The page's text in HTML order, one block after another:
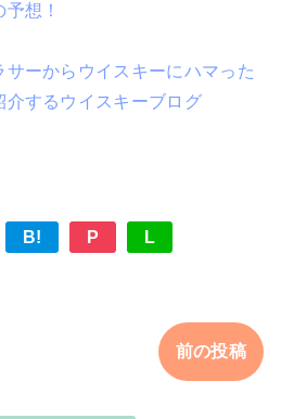
想！
ーからウイスキーにハマった
介するウイスキーブログ
B! P L
前の投稿